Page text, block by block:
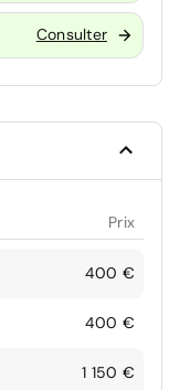
Consulter
Prix
400 €
400 €
1 150 €